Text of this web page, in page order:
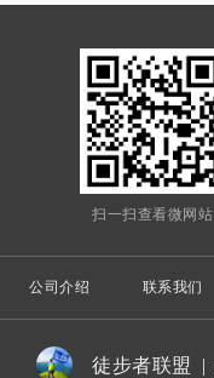
扫一扫查看微网站
公司介绍 联系我们
徒步者联盟 |